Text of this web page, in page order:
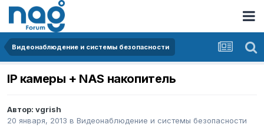
Видеонаблюдение и системы безопасности
IP камеры + NAS накопитель
Автор: vgrish
20 января, 2013 в Видеонаблюдение и системы безопасности